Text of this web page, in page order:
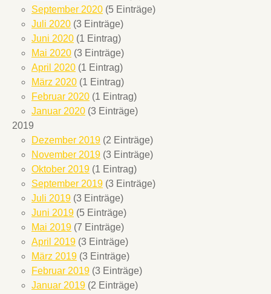
September 2020 (5 Einträge)
Juli 2020 (3 Einträge)
Juni 2020 (1 Eintrag)
Mai 2020 (3 Einträge)
April 2020 (1 Eintrag)
März 2020 (1 Eintrag)
Februar 2020 (1 Eintrag)
Januar 2020 (3 Einträge)
2019
Dezember 2019 (2 Einträge)
November 2019 (3 Einträge)
Oktober 2019 (1 Eintrag)
September 2019 (3 Einträge)
Juli 2019 (3 Einträge)
Juni 2019 (5 Einträge)
Mai 2019 (7 Einträge)
April 2019 (3 Einträge)
März 2019 (3 Einträge)
Februar 2019 (3 Einträge)
Januar 2019 (2 Einträge)